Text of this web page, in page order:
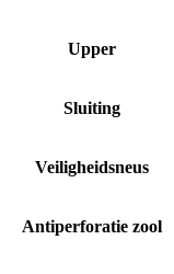
Upper
Sluiting
Veiligheidsneus
Antiperforatie zool